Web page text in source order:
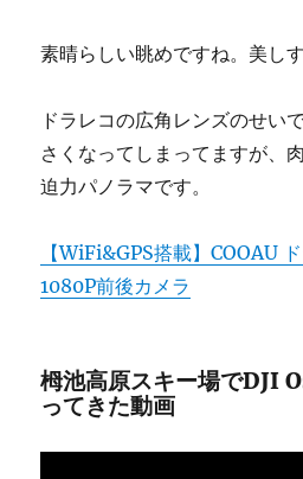
素晴らしい眺めですね。美しす
ドラレコの広角レンズのせい
さくなってしまってますが、
迫力パノラマです。
【WiFi&GPS搭載】COOAU
1080P前後カメラ
栂池高原スキー場でDJI
ってきた動画